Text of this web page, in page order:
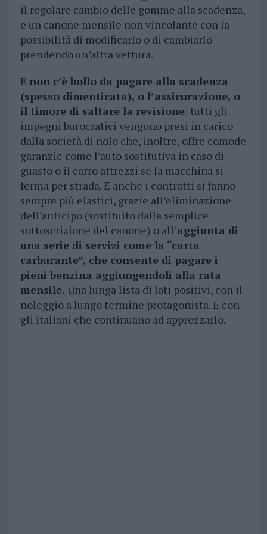
il regolare cambio delle gomme alla scadenza,
e un canone mensile non vincolante con la
possibilità di modificarlo o di cambiarlo
prendendo un’altra vettura.
E non c’è bollo da pagare alla scadenza
(spesso dimenticata), o l’assicurazione, o
il timore di saltare la revisione: tutti gli
impegni burocratici vengono presi in carico
dalla società di nolo che, inoltre, offre comode
garanzie come l’auto sostitutiva in caso di
guasto o il carro attrezzi se la macchina si
ferma per strada. E anche i contratti si fanno
sempre più elastici, grazie all’eliminazione
dell’anticipo (sostituito dalla semplice
sottoscrizione del canone) o all’aggiunta di
una serie di servizi come la “carta
carburante”, che consente di pagare i
pieni benzina aggiungendoli alla rata
mensile. Una lunga lista di lati positivi, con il
noleggio a lungo termine protagonista. E con
gli italiani che continuano ad apprezzarlo.